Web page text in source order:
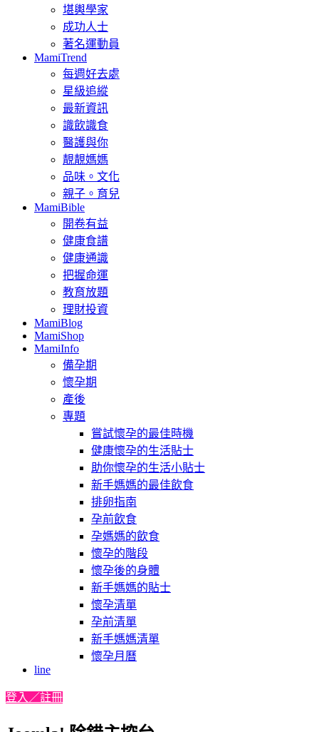
堪輿學家
成功人士
著名運動員
MamiTrend
每週好去處
星級追縱
最新資訊
識飲識食
醫護與你
靚靚媽媽
品味。文化
親子。育兒
MamiBible
開卷有益
健康食譜
健康通識
把握命運
教育放題
理財投資
MamiBlog
MamiShop
MamiInfo
備孕期
懷孕期
產後
專題
嘗試懷孕的最佳時機
健康懷孕的生活貼士
助你懷孕的生活小貼士
新手媽媽的最佳飲食
排卵指南
孕前飲食
孕媽媽的飲食
懷孕的階段
懷孕後的身體
新手媽媽的貼士
懷孕清單
孕前清單
新手媽媽清單
懷孕月曆
line
登入／註冊